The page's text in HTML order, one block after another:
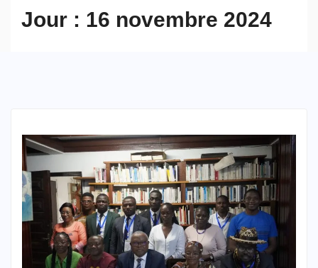
Jour : 16 novembre 2024